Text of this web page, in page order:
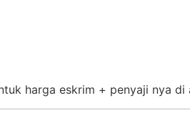
harga eskrim + penyaji nya di